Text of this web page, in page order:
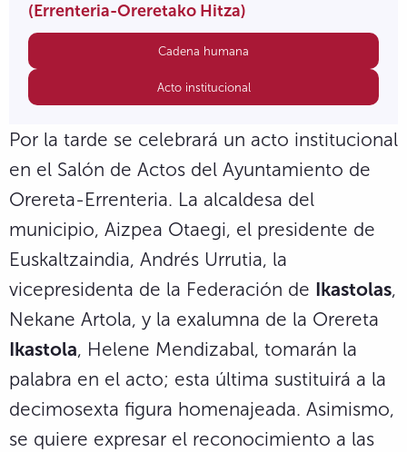
(Errenteria-Oreretako Hitza)
Cadena humana
Acto institucional
Por la tarde se celebrará un acto institucional
en el Salón de Actos del Ayuntamiento de
Orereta-Errenteria. La alcaldesa del
municipio, Aizpea Otaegi, el presidente de
Euskaltzaindia, Andrés Urrutia, la
vicepresidenta de la Federación de Ikastolas,
Nekane Artola, y la exalumna de la Orereta
Ikastola, Helene Mendizabal, tomarán la
palabra en el acto; esta última sustituirá a la
decimosexta figura homenajeada. Asimismo,
se quiere expresar el reconocimiento a las